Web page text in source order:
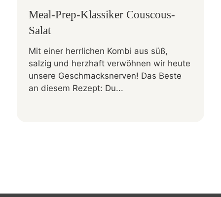
Meal-Prep-Klassiker Couscous-
Salat
Mit einer herrlichen Kombi aus süß,
salzig und herzhaft verwöhnen wir heute
unsere Geschmacksnerven! Das Beste
an diesem Rezept: Du...